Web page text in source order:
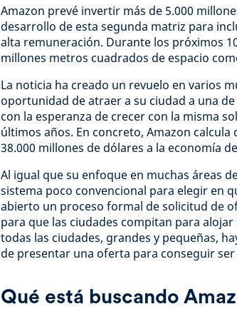
Amazon prevé invertir más de 5.000
desarrollo de esta segunda matriz para
alta remuneración. Durante los próximos
millones metros cuadrados de espacio
La noticia ha creado un revuelo en varios
oportunidad de atraer a su ciudad a una
con la esperanza de crecer con la misma
últimos años. En concreto, Amazon
38.000 millones de dólares a la economía
Al igual que su enfoque en muchas áreas
sistema poco convencional para elegir en
abierto un proceso formal de solicitud de
para que las ciudades compitan para
todas las ciudades, grandes y pequeñas,
de presentar una oferta para conseguir ser
Qué está buscando